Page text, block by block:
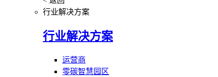
行业解决方案
行业解决方案
运营商
零碳智慧园区